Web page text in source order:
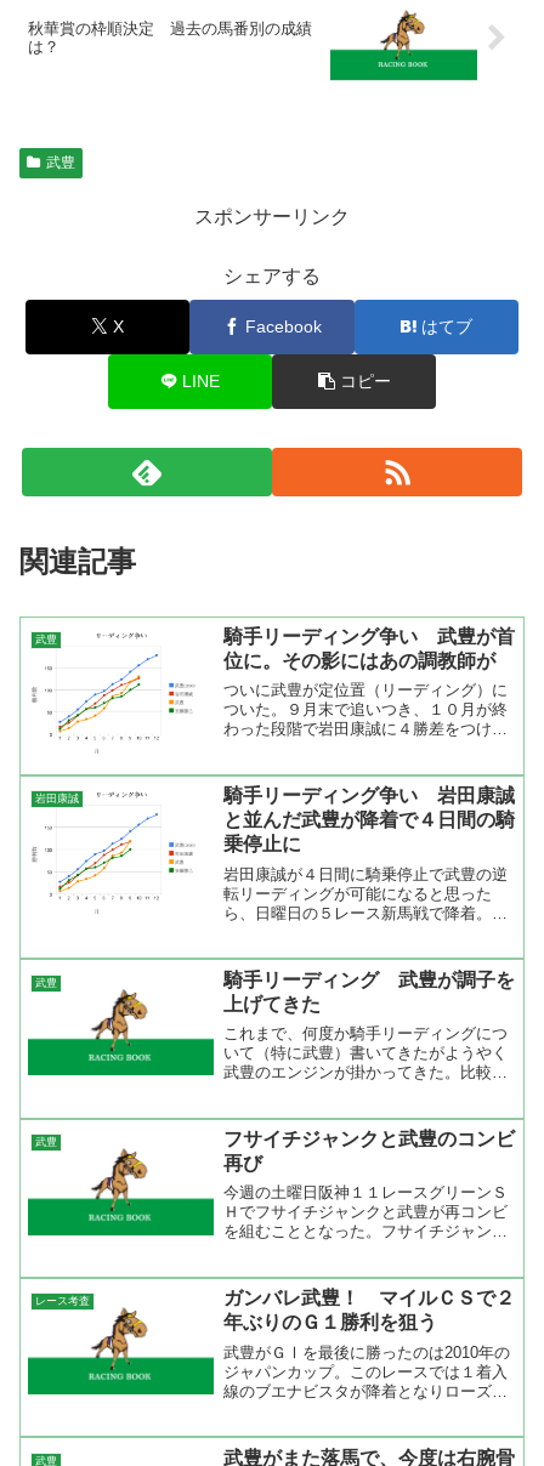
秋華賞の枠順決定 過去の馬番別の成績
は？
武豊
スポンサーリンク
シェアする
X Facebook はてブ
LINE コピー
関連記事
武豊
騎手リーディング争い 武豊が首
位に。その影にはあの調教師が
ついに武豊が定位置（リーディング）に
ついた。９月末で追いつき、１０月が終
わった段階で岩田康誠に４勝差をつけ
利数ですよ。１０月は１２勝なので９月
が如何に勝ち過ぎたか分かる...
岩田康誠
騎手リーディング争い 岩田康誠
と並んだ武豊が降着で４日間の騎
乗停止に
岩田康誠が４日間に騎乗停止で武豊の逆
転リーディングが可能になると思った
ら、日曜日の５レース新馬戦で降着。レ
の進路をカット。鞍上の蛯名正義が手綱
を引っ張って立ち上がるほど...
武豊
騎手リーディング 武豊が調子を
上げてきた
これまで、何度か騎手リーディングにつ
いて（特に武豊）書いてきたがようやく
武豊のエンジンが掛かってきた。比較し
と先週までの集計結果を比較してみた。
すると、５月２０日以降...
武豊
フサイチジャンクと武豊のコンビ
再び
今週の土曜日阪神１１レースグリーンＳ
Ｈでフサイチジャンクと武豊が再コンビ
を組むこととなった。フサイチジャンク
になった馬。どこの厩舎に預けるかも話
題になり手を挙げたのが若...
レース考査
ガンバレ武豊！ マイルＣＳで２
年ぶりのＧ１勝利を狙う
武豊がＧⅠを最後に勝ったのは2010年の
ジャパンカップ。このレースでは１着入
線のブエナビスタが降着となりローズキ
プは武豊と距離をおくようになった。
武豊 武豊がまた落馬で、今度は右腕骨